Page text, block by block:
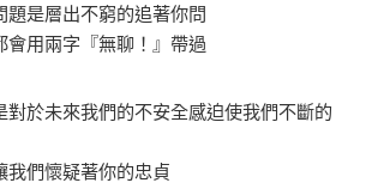
題是層出不窮的追著你問
會用兩字『無聊！』帶過
對於未來我們的不安全感迫使我們不斷的
我們懷疑著你的忠貞